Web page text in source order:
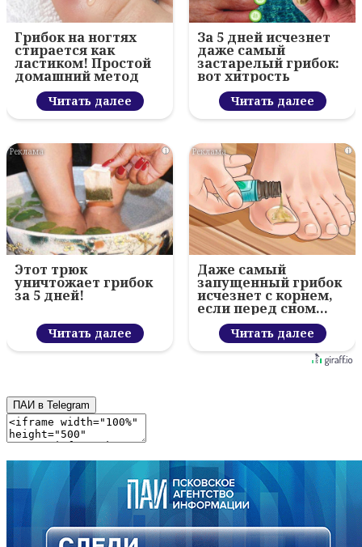
Грибок на ногтях
стирается как
ластиком! Простой
домашний метод
Читать далее
За 5 дней исчезнет
даже самый
застарелый грибок:
вот хитрость
Читать далее
i
Этот трюк
уничтожает грибок
за 5 дней!
Читать далее
i
Даже самый
запущенный грибок
исчезнет с корнем,
если перед сном…
Читать далее
ПАИ в Telegram